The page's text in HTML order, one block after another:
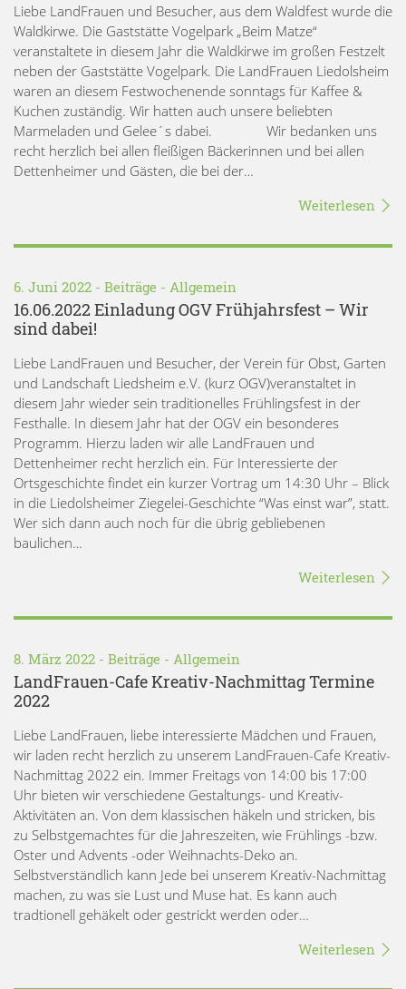
Liebe LandFrauen und Besucher, aus dem Waldfest wurde die
Waldkirwe. Die Gaststätte Vogelpark „Beim Matze“
veranstaltete in diesem Jahr die Waldkirwe im großen Festzelt
neben der Gaststätte Vogelpark. Die LandFrauen Liedolsheim
waren an diesem Festwochenende sonntags für Kaffee &
Kuchen zuständig. Wir hatten auch unsere beliebten
Marmeladen und Gelee´s dabei. Wir bedanken uns
recht herzlich bei allen fleißigen Bäckerinnen und bei allen
Dettenheimer und Gästen, die bei der…
Weiterlesen
6. Juni 2022 - Beiträge - Allgemein
16.06.2022 Einladung OGV Frühjahrsfest – Wir
sind dabei!
Liebe LandFrauen und Besucher, der Verein für Obst, Garten
und Landschaft Liedsheim e.V. (kurz OGV)veranstaltet in
diesem Jahr wieder sein traditionelles Frühlingsfest in der
Festhalle. In diesem Jahr hat der OGV ein besonderes
Programm. Hierzu laden wir alle LandFrauen und
Dettenheimer recht herzlich ein. Für Interessierte der
Ortsgeschichte findet ein kurzer Vortrag um 14:30 Uhr – Blick
in die Liedolsheimer Ziegelei-Geschichte “Was einst war”, statt.
Wer sich dann auch noch für die übrig gebliebenen
baulichen…
Weiterlesen
8. März 2022 - Beiträge - Allgemein
LandFrauen-Cafe Kreativ-Nachmittag Termine
2022
Liebe LandFrauen, liebe interessierte Mädchen und Frauen,
wir laden recht herzlich zu unserem LandFrauen-Cafe Kreativ-
Nachmittag 2022 ein. Immer Freitags von 14:00 bis 17:00
Uhr bieten wir verschiedene Gestaltungs- und Kreativ-
Aktivitäten an. Von dem klassischen häkeln und stricken, bis
zu Selbstgemachtes für die Jahreszeiten, wie Frühlings -bzw.
Oster und Advents -oder Weihnachts-Deko an.
Selbstverständlich kann Jede bei unserem Kreativ-Nachmittag
machen, zu was sie Lust und Muse hat. Es kann auch
tradtionell gehäkelt oder gestrickt werden oder…
Weiterlesen